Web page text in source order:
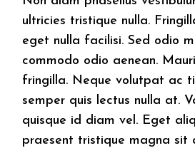
ultricies tristique nulla.
eget nulla facilisi. Sed odio
commodo odio aenean.
fringilla. Neque volutpat ac
semper quis lectus nulla at.
quisque id diam vel. Eget
praesent tristique magna sit